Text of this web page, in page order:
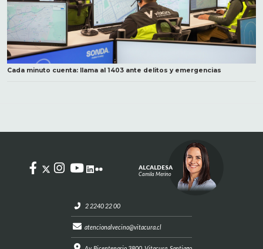
Cada minuto cuenta: llama al 1403 ante delitos y emergencias
2 2240 22 00
atencionalvecino@vitacura.cl
ALCALDESA
Camila Merino